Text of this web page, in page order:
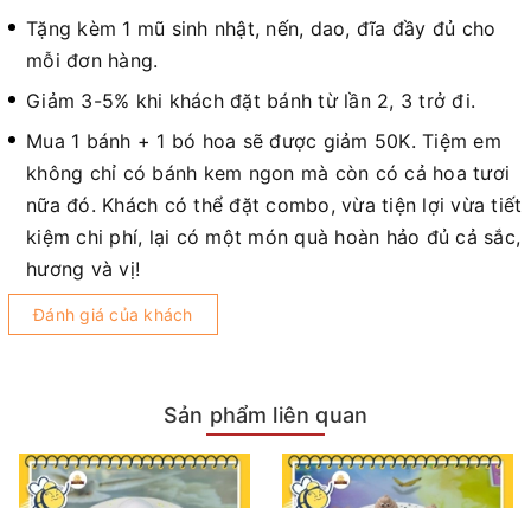
Tặng kèm 1 mũ sinh nhật, nến, dao, đĩa đầy đủ cho
mỗi đơn hàng.
Giảm 3-5% khi khách đặt bánh từ lần 2, 3 trở đi.
Mua 1 bánh + 1 bó hoa sẽ được giảm 50K. Tiệm em
không chỉ có bánh kem ngon mà còn có cả hoa tươi
nữa đó. Khách có thể đặt combo, vừa tiện lợi vừa tiết
kiệm chi phí, lại có một món quà hoàn hảo đủ cả sắc,
hương và vị!
Đánh giá của khách
Sản phẩm liên quan